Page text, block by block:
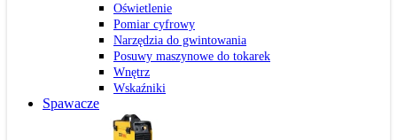
Oświetlenie
Pomiar cyfrowy
Narzędzia do gwintowania
Posuwy maszynowe do tokarek
Wnętrz
Wskaźniki
Spawacze